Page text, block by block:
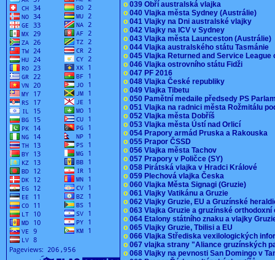
o 039 Obří australská vlajka
o 040 Vlajka města Sydney (Austrálie)
o 041 Vlajky na Dni australské vlajky
o 042 Vlajky na ICV v Sydney
o 043 Vlajka města Launceston (Austrálie)
o 044 Vlajka australského státu Tasmánie
o 045 Vlajka Returned and Service
o 046 Vlajka ostrovního státu Fidži
o 047 PF 2016
o 048 Vlajka České republiky
o 049 Vlajka Tibetu
o 050 Pamětní medaile předsedy PS
o 051 Vlajka na radnici města Rožmitálu
o 052 Vlajka města Dobříš
o 053 Vlajka města Ústí nad Orlicí
o 054 Prapory armád Pruska a Rakouska
o 055 Prapor ČSSD
o 056 Vlajka města Tachov
o 057 Prapory v Poličce (SY)
o 058 Pirátská vlajka v Hradci Králové
o 059 Plechová vlajka Česka
o 060 Vlajka Města Signagi (Gruzie)
o 061 Vlajky Vatikánu a Gruzie
o 062 Vlajky Gruzie, EU a Gruzínské
o 063 Vlajka Gruzie a gruzínské
o 064 Etalony státního znaku a vlajky
o 065 Vlajky Gruzie, Tbilisi a EU
o 066 Vlajka Střediska vexilologických
o 067 vlajka strany "Aliance gruzínských
o 068 Vlajky na pevnosti San Domingo v